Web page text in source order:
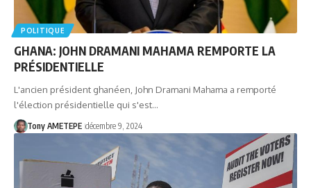
POLITIQUE
GHANA: JOHN DRAMANI MAHAMA REMPORTE LA
PRÉSIDENTIELLE
L'ancien président ghanéen, John Dramani Mahama a remporté
l'élection présidentielle qui s'est…
Tony AMETEPE décembre 9, 2024